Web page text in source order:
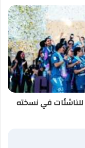
للناشئات في نسخته